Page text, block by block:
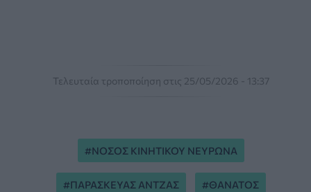
Τελευταία τροποποίηση στις 25/05/2026 - 13:37
ΝΟΣΟΣ ΚΙΝΗΤΙΚΟΥ ΝΕΥΡΩΝΑ
ΠΑΡΑΣΚΕΥΑΣ ΑΝΤΖΑΣ ΘΑΝΑΤΟΣ